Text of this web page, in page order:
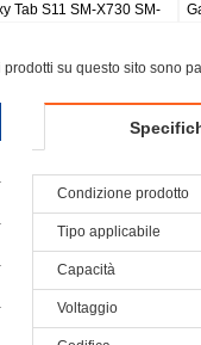
buds 2 pro
su questo sito sono
Condizione prodotto
Tipo applicabile
Capacità
Voltaggio